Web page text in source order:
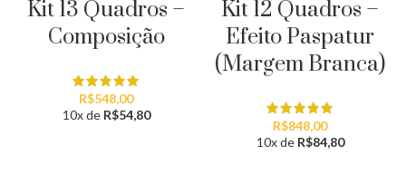
Kit 13 Quadros –
Composição
R$548,00
10x de R$54,80
Kit 12 Quadros –
Efeito Paspatur
(Margem Branca)
R$848,00
10x de R$84,80